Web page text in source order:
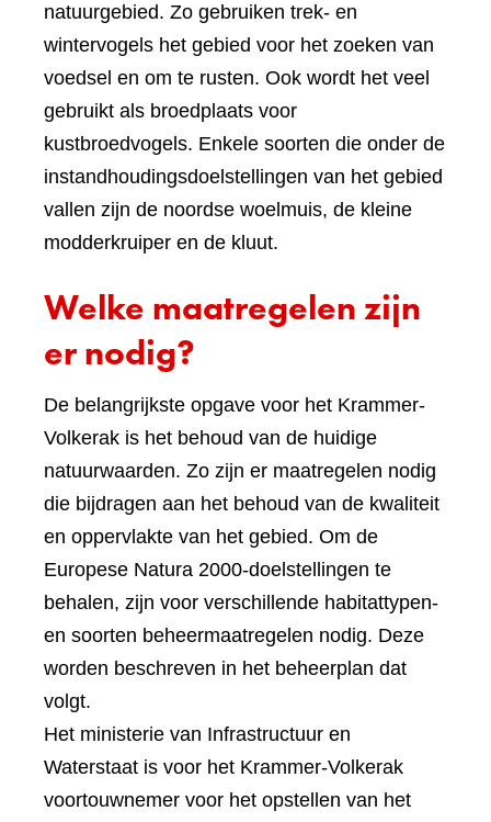
natuurgebied. Zo gebruiken trek- en
wintervogels het gebied voor het zoeken van
voedsel en om te rusten. Ook wordt het veel
gebruikt als broedplaats voor
kustbroedvogels. Enkele soorten die onder de
instandhoudingsdoelstellingen van het gebied
vallen zijn de noordse woelmuis, de kleine
modderkruiper en de kluut.
Welke maatregelen zijn
er nodig?
De belangrijkste opgave voor het Krammer-
Volkerak is het behoud van de huidige
natuurwaarden. Zo zijn er maatregelen nodig
die bijdragen aan het behoud van de kwaliteit
en oppervlakte van het gebied. Om de
Europese Natura 2000-doelstellingen te
behalen, zijn voor verschillende habitattypen-
en soorten beheermaatregelen nodig. Deze
worden beschreven in het beheerplan dat
volgt.
Het ministerie van Infrastructuur en
Waterstaat is voor het Krammer-Volkerak
voortouwnemer voor het opstellen van het